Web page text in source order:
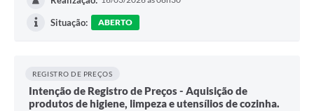
Situação: ABERTO
REGISTRO DE PREÇOS
Intenção de Registro de Preços - Aquisição de
produtos de higiene, limpeza e utensílios de cozinha.